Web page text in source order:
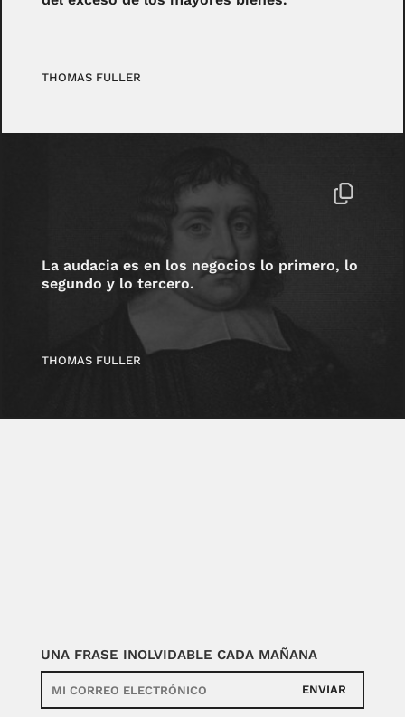
THOMAS FULLER
La audacia es en los negocios lo primero, lo
segundo y lo tercero.
THOMAS FULLER
UNA FRASE INOLVIDABLE CADA MAÑANA
ENVIAR